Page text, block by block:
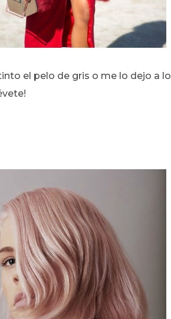
el pelo de gris o me lo dejo a lo